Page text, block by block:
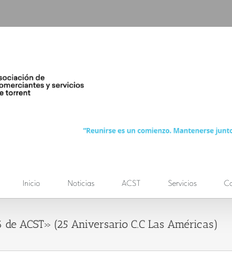
Inicio Noticias ACST Servicios
ACST» (25 Aniversario C.C Las Américas)